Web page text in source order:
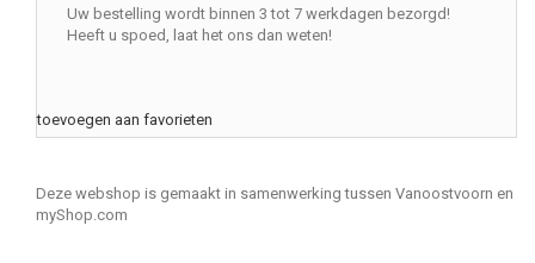
Uw bestelling wordt binnen 3 tot 7 werkdagen bezorgd!
Heeft u spoed, laat het ons dan weten!
toevoegen aan favorieten
Deze webshop is gemaakt in samenwerking tussen Vanoostvoorn en
myShop.com